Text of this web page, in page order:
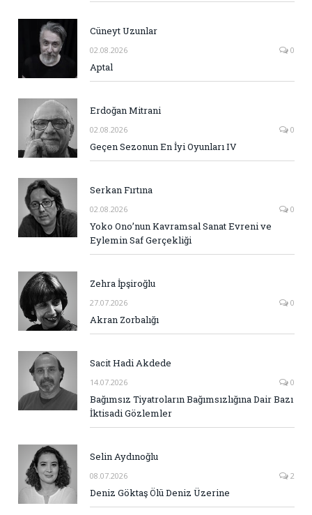
Cüneyt Uzunlar
02.08.2026 0
Aptal
Erdoğan Mitrani
02.08.2026 0
Geçen Sezonun En İyi Oyunları IV
Serkan Fırtına
02.08.2026 0
Yoko Ono’nun Kavramsal Sanat Evreni ve
Eylemin Saf Gerçekliği
Zehra İpşiroğlu
27.07.2026 0
Akran Zorbalığı
Sacit Hadi Akdede
14.07.2026 0
Bağımsız Tiyatroların Bağımsızlığına Dair Bazı
İktisadi Gözlemler
Selin Aydınoğlu
08.07.2026 2
Deniz Göktaş Ölü Deniz Üzerine